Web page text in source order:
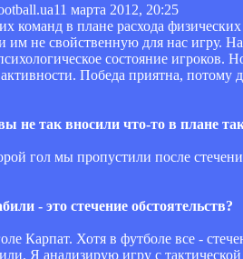
11 марта 2012, 20:25
команд в плане расхода
не свойственную для нас игру.
состояние
Победа приятна,
не так вносили что-то в плане
гол мы пропустили после
- это стечение обстоятельств?
Карпат. Хотя в футболе все -
Я анализирую игру с